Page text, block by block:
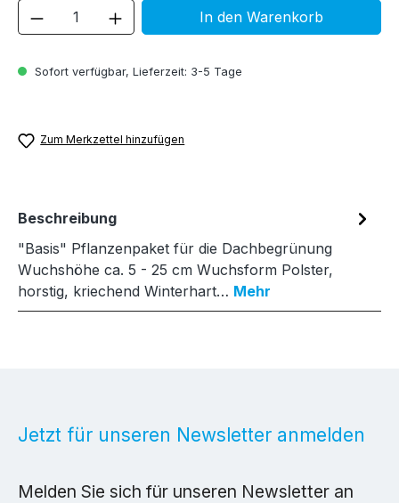
Sofort verfügbar, Lieferzeit: 3-5 Tage
Produkt Anzahl: Gib denIn den Warenkorb
Zum Merkzettel hinzufügen
Beschreibung
"Basis" Pflanzenpaket für die Dachbegrünung
Wuchshöhe ca. 5 - 25 cm Wuchsform Polster,
horstig, kriechend Winterhart… Mehr
Jetzt für unseren Newsletter anmelden
Melden Sie sich für unseren Newsletter an